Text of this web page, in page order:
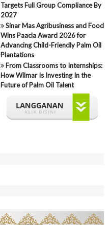
Targets Full Group Compliance By
2027
Sinar Mas Agribusiness and Food
Wins Paacla Award 2026 for
Advancing Child-Friendly Palm Oil
Plantations
From Classrooms to Internships:
How Wilmar Is Investing In the
Future of Palm Oil Talent